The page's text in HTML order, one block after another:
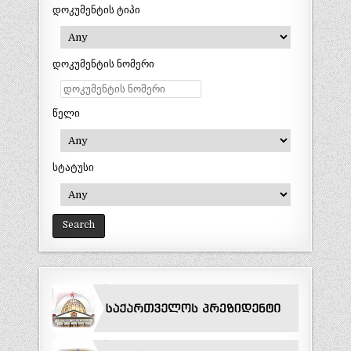
დოკუმენტის ტიპი
დოკუმენტის ნომერი
წელი
სტატუსი